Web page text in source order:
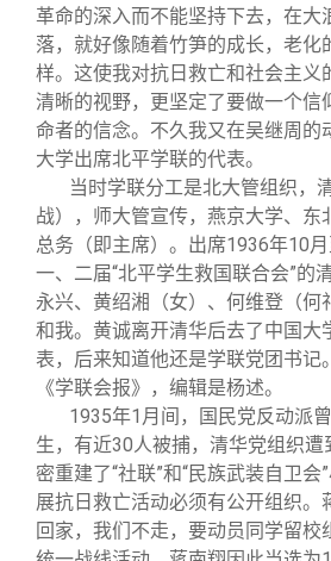
革命的深入而不能坚持下去，在大
落，就好像随着竹笋的成长，老化
样。这使我对抗日救亡和社会主义
清晰的视野，更坚定了要做一个信
命者的信念。不久我又在吴继周的
大学出席北平学联的代表。
当时学联分工是北大管组织，
战），师大管宣传，燕京大学、东
总务（即主席）。出席1936年10
一、二届“北平学生救国联合会”的
永兴、黄绍湘（女）、何维登（何
和我。黄诚离开清华后去了中国大
表，后来知道他还是学联党团书记
《学联会报》，编辑是杨述。
1935年1月间，国民党反动派
生，有近30人被捕，清华党组织
密重建了“社联”和“民族武装自卫
展抗日救亡活动必须有公开组织。
回家，我们不走，要动员同学留校